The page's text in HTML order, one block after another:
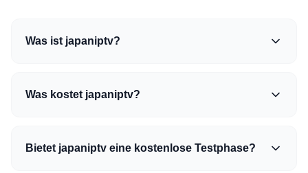
Was ist japaniptv?
Was kostet japaniptv?
Bietet japaniptv eine kostenlose Testphase?